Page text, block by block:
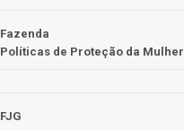
Fazenda
Políticas de Proteção da Mulher
FJG